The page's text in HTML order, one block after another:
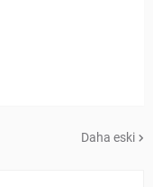
Daha eski